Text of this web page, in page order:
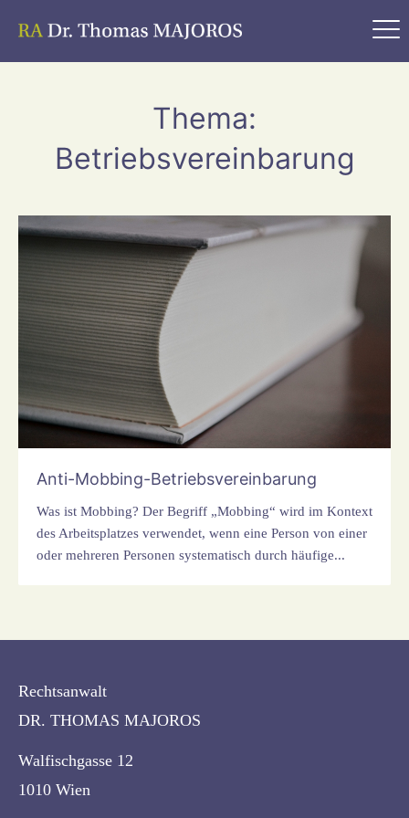
Thema:
Betriebsvereinbarung
Anti-Mobbing-Betriebsvereinbarung
Was ist Mobbing? Der Begriff „Mobbing“ wird im Kontext
des Arbeitsplatzes verwendet, wenn eine Person von einer
oder mehreren Personen systematisch durch häufige...
Rechtsanwalt
DR. THOMAS MAJOROS
Walfischgasse 12
1010 Wien